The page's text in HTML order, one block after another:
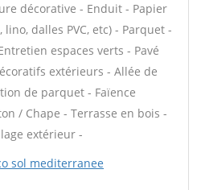
décorative - Enduit - Papier
dalles PVC, etc) - Parquet -
espaces verts - Pavé
extérieurs - Allée de
de parquet - Faïence
/ Chape - Terrasse en bois -
extérieur -
sol mediterranee